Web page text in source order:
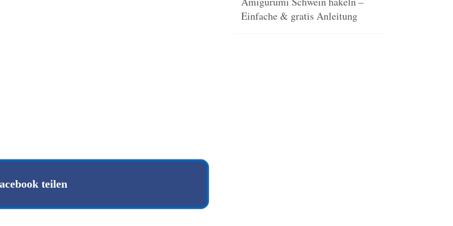
teilen
Einfache & gratis Anleitung